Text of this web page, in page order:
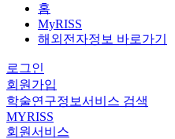
홈
MyRISS
해외전자정보 바로가기
로그인
회원가입
학술연구정보서비스 검색
MYRISS
회원서비스